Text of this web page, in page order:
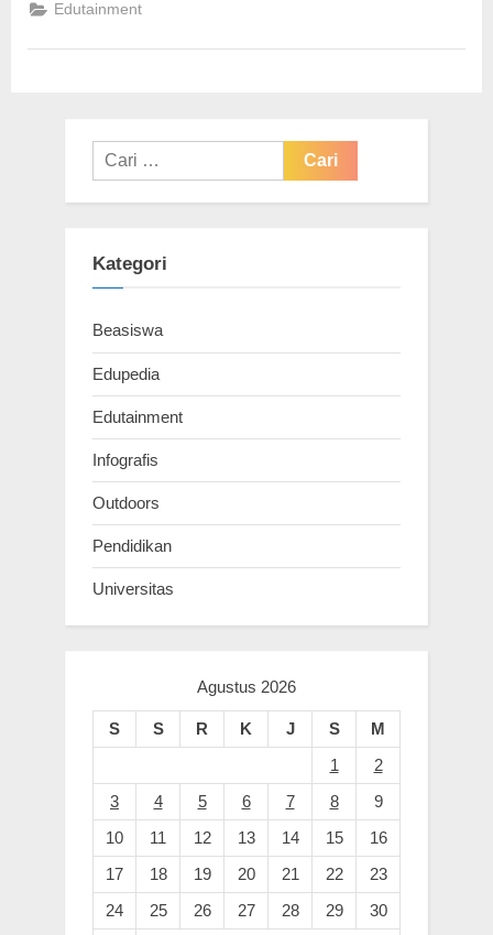
Edutainment
Cari
untuk:
Kategori
Beasiswa
Edupedia
Edutainment
Infografis
Outdoors
Pendidikan
Universitas
Agustus 2026
S S R K J S
M
1
2
3
4 5 6 7 8
9
10
11 12 13 14 15
16
17
18 19 20 21 22
23
24
25 26 27 28 29
30